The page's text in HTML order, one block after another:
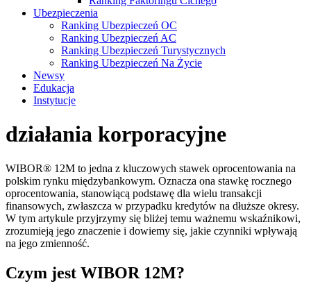
Ubezpieczenia
Ranking Ubezpieczeń OC
Ranking Ubezpieczeń AC
Ranking Ubezpieczeń Turystycznych
Ranking Ubezpieczeń Na Życie
Newsy
Edukacja
Instytucje
działania korporacyjne
WIBOR® 12M to jedna z kluczowych stawek oprocentowania na
polskim rynku międzybankowym. Oznacza ona stawkę rocznego
oprocentowania, stanowiącą podstawę dla wielu transakcji
finansowych, zwłaszcza w przypadku kredytów na dłuższe okresy.
W tym artykule przyjrzymy się bliżej temu ważnemu wskaźnikowi,
zrozumieją jego znaczenie i dowiemy się, jakie czynniki wpływają
na jego zmienność.
Czym jest WIBOR 12M?